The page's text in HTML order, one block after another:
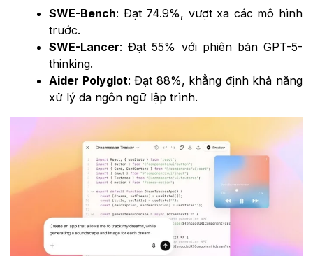
SWE-Bench: Đạt 74.9%, vượt xa các mô hình
trước.
SWE-Lancer: Đạt 55% với phiên bản GPT-5-
thinking.
Aider Polyglot: Đạt 88%, khẳng định khả năng
xử lý đa ngôn ngữ lập trình.